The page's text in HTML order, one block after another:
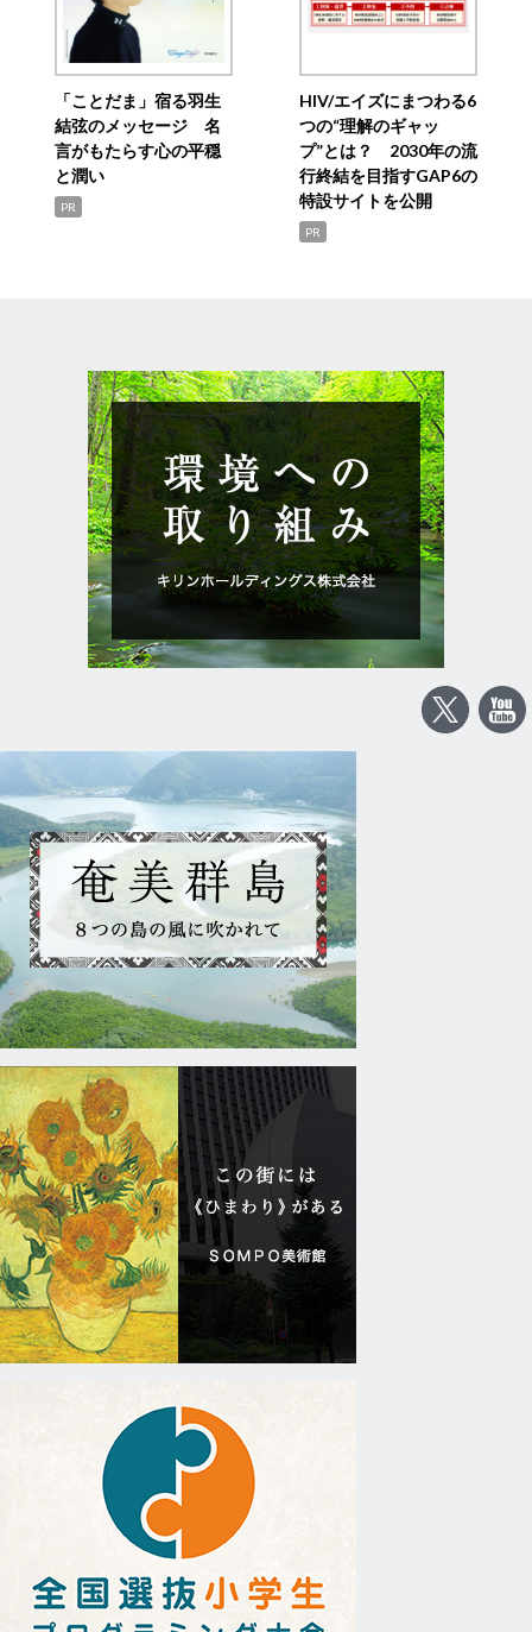
「ことだま」宿る羽生
結弦のメッセージ 名
言がもたらす心の平穏
と潤い
PR
HIV/エイズにまつわる6
つの“理解のギャッ
プ”とは？ 2030年の流
行終結を目指すGAP6の
特設サイトを公開
PR